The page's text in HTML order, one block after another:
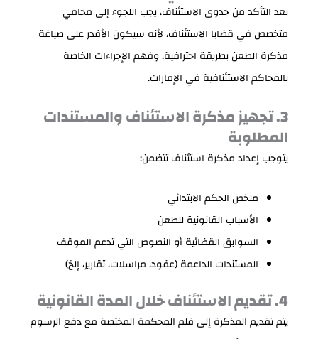
بعد التأكد من جدوى الاستئناف، يجب اللجوء إلى محامي
متخصص في قضايا الاستئناف، لأنه سيكون الأقدر على صياغة
مذكرة الطعن بطريقة احترافية، وفهم الإجراءات الخاصة
بالمحاكم الاستئنافية في الإمارات.
3. تجهيز مذكرة الاستئناف والمستندات
المطلوبة
يتوجب إعداد مذكرة استئناف تتضمن:
ملخص الحكم الابتدائي
الأسباب القانونية للطعن
السوابق القضائية أو النصوص التي تدعم الموقف
المستندات الداعمة (عقود، مراسلات، تقارير، إلخ)
4. تقديم الاستئناف خلال المدة القانونية
يتم تقديم المذكرة إلى قلم المحكمة المختصة مع دفع الرسوم